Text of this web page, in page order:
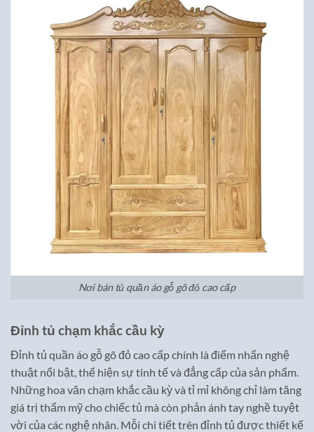
Nơi bán tủ quần áo gỗ gõ đỏ cao cấp
Đỉnh tủ chạm khắc cầu kỳ
Đỉnh tủ quần áo gỗ gõ đỏ cao cấp chính là điểm nhấn nghệ
thuật nổi bật, thể hiện sự tinh tế và đẳng cấp của sản phẩm.
Những hoa văn chạm khắc cầu kỳ và tỉ mỉ không chỉ làm tăng
giá trị thẩm mỹ cho chiếc tủ mà còn phản ánh tay nghề tuyệt
vời của các nghệ nhân. Mỗi chi tiết trên đỉnh tủ được thiết kế